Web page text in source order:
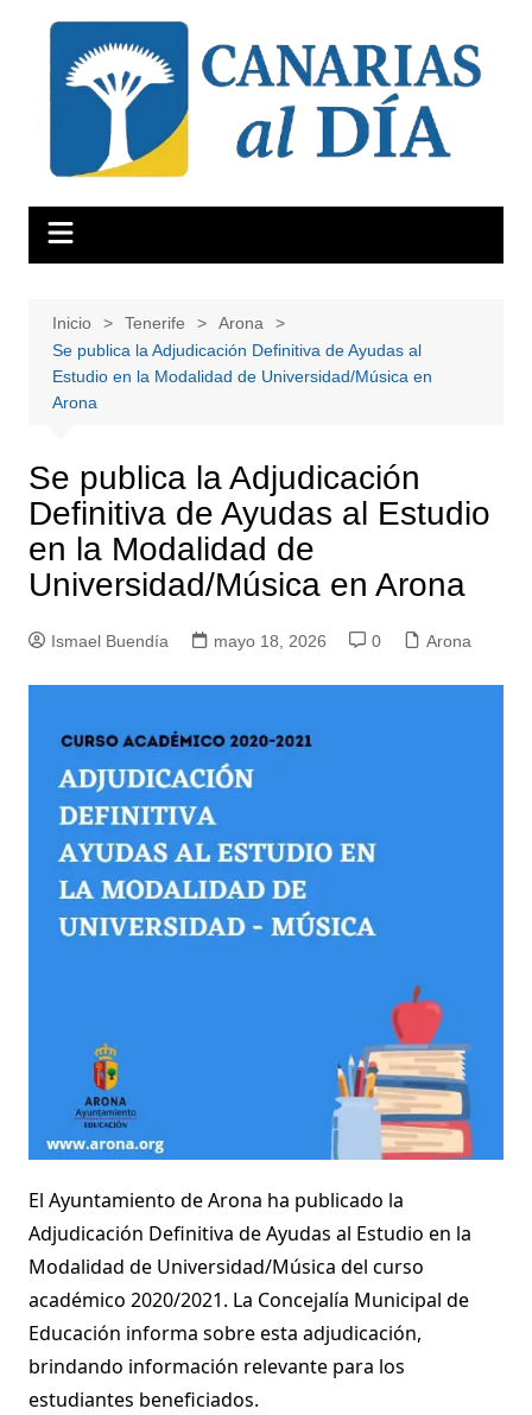
contenido
Inicio Tenerife
Arona
Se publica la Adjudicación Definitiva de Ayudas al
Estudio en la Modalidad de Universidad/Música en
Arona
Se publica la Adjudicación
Definitiva de Ayudas al Estudio
en la Modalidad de
Universidad/Música en Arona
Ismael Buendía mayo 18, 2026 0 Arona
El Ayuntamiento de Arona ha publicado la
Adjudicación Definitiva de Ayudas al Estudio en la
Modalidad de Universidad/Música del curso
académico 2020/2021. La Concejalía Municipal de
Educación informa sobre esta adjudicación,
brindando información relevante para los
estudiantes beneficiados.